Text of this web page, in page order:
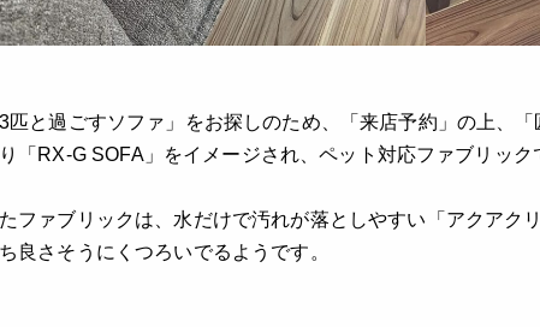
匹と過ごすソファ」をお探しのため、「来店予約」の上、
「RX-G SOFA」をイメージされ、ペット対応ファブリック
ファブリックは、水だけで汚れが落としやすい「アクアク
良さそうにくつろいでるようです。